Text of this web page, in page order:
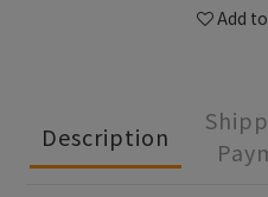
Add
Description